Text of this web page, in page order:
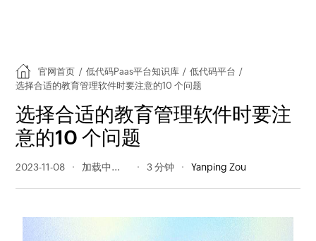
官网首页 / 低代码Paas平台知识库 / 低代码平台 /
选择合适的教育管理软件时要注意的10 个问题
选择合适的教育管理软件时要注
意的10 个问题
2023-11-08 180 阅读量 3 分钟 Yanping Zou